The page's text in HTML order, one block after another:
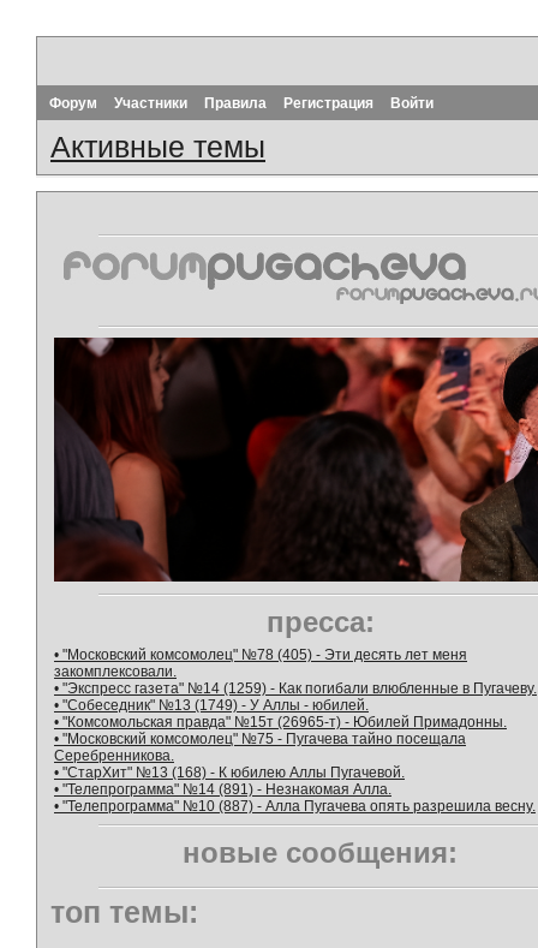
Форум Участники Правила Регистрация Войти
Активные темы
пресса:
• "Московский комсомолец" №78 (405) - Эти десять лет меня
закомплексовали.
• "Экспресс газета" №14 (1259) - Как погибали влюбленные в Пугачеву.
• "Собеседник" №13 (1749) - У Аллы - юбилей.
• "Комсомольская правда" №15т (26965-т) - Юбилей Примадонны.
• "Московский комсомолец" №75 - Пугачева тайно посещала
Серебренникова.
• "СтарХит" №13 (168) - К юбилею Аллы Пугачевой.
• "Телепрограмма" №14 (891) - Незнакомая Алла.
• "Телепрограмма" №10 (887) - Алла Пугачева опять разрешила весну.
новые сообщения:
топ темы: